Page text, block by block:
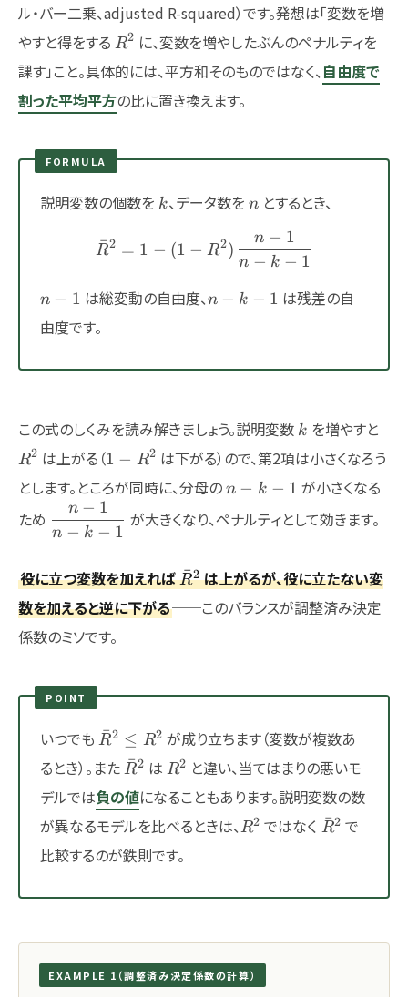
ル・バー二乗、adjusted R-squared）です。発想は「変数を増
やすと得をする R^2
R2 に、変数を増やしたぶんのペナルティを
課す」こと。具体的には、平方和そのものではなく、 自由度で
割った平均平方の比に置き換えます。
FORMULA
説明変数の個数を k
k、データ数を n
nとするとき、
\bar{R}^2 = 1 - (1 -
R
ˉ2 = 1 − (1 − R2)
n − k − 1
n − 1
n-
n − 1 は総変動の自由度、n-
n − k − 1 は残差の自
由度です。
この式のしくみを読み解きましょう。説明変数 k
k を増やすと
R2 は上がる（1-
1 − R2 は下がる）ので、第2項は小さくなろう
とします。ところが同時に、分母のn-
1
n − k − 1 が小さくなる
ため
\dfrac{n-
1}{n-k-
n − k − 1
n − 1
が大きくなり、ペナルティとして効きます。
役に立つ変数を加えれば\bar{R}^2
R
ˉ2は上がるが、役に立たない変
数を加えると逆に下がる──このバランスが調整済み決定
係数のミソです。
POINT
いつでも \bar{R}^2
\le R^2
R
ˉ2 ≤ R2 が成り立ちます（変数が複数あ
るとき）。また \bar{R}^2
R
ˉ2 は R^2
R2 と違い、当てはまりの悪いモ
デルでは負の値になることもあります。説明変数の数
が異なるモデルを比べるときは、 R^2
R2 ではなく \bar{R}^2
R
ˉ2 で
比較するのが鉄則です。
EXAMPLE 1（調整済み決定係数の計算）